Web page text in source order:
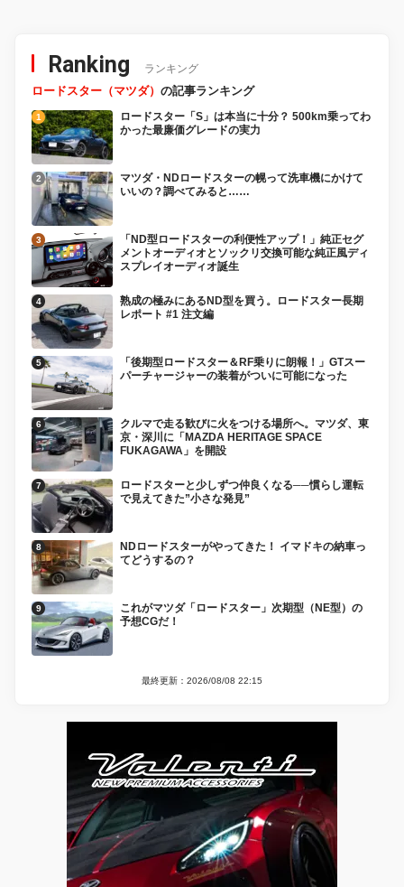
Ranking ランキング
ロードスター（マツダ） の記事ランキング
ロードスター「S」は本当に十分？ 500km乗ってわ
かった最廉価グレードの実力
マツダ・NDロードスターの幌って洗車機にかけて
いいの？調べてみると……
「ND型ロードスターの利便性アップ！」純正セグ
メントオーディオとソックリ交換可能な純正風ディ
スプレイオーディオ誕生
熟成の極みにあるND型を買う。ロードスター長期
レポート #1 注文編
「後期型ロードスター＆RF乗りに朗報！」GTスー
パーチャージャーの装着がついに可能になった
クルマで走る歓びに火をつける場所へ。マツダ、東
京・深川に「MAZDA HERITAGE SPACE
FUKAGAWA」を開設
ロードスターと少しずつ仲良くなる──慣らし運転
で見えてきた”小さな発見”
NDロードスターがやってきた！ イマドキの納車っ
てどうするの？
これがマツダ「ロードスター」次期型（NE型）の
予想CGだ！
最終更新：2026/08/08 22:15